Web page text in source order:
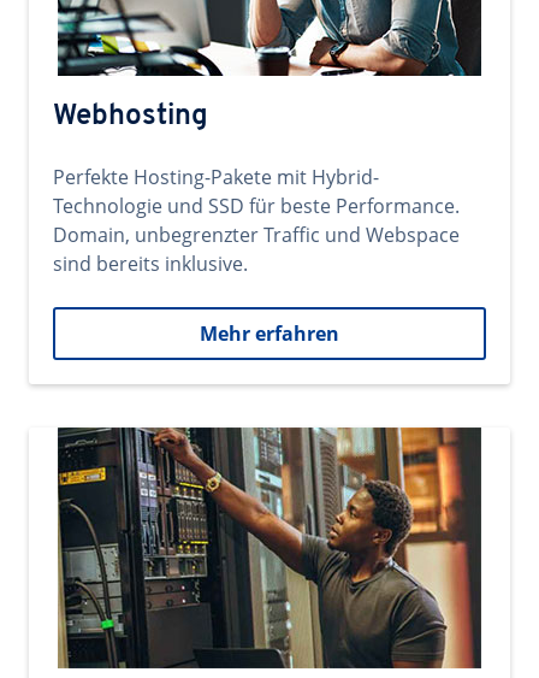
Webhosting
Perfekte Hosting-Pakete mit Hybrid-
Technologie und SSD für beste Performance.
Domain, unbegrenzter Traffic und Webspace
sind bereits inklusive.
Mehr erfahren